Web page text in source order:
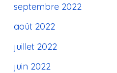
septembre 2022
août 2022
juillet 2022
juin 2022